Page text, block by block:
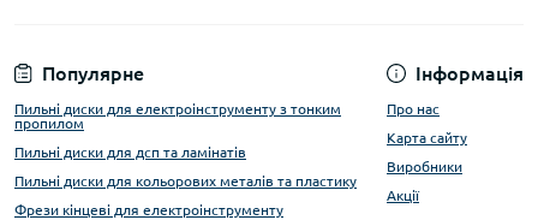
Популярне
Пильні диски для електроінструменту з тонким
пропилом
Пильні диски для дсп та ламінатів
Пильні диски для кольорових металів та пластику
Фрези кінцеві для електроінструменту
Інформація
Про нас
Карта сайту
Виробники
Акції